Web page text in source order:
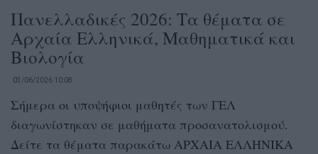
Πανελλαδικές 2026: Τα θέματα σε
Αρχαία Ελληνικά, Μαθηματικά και
Βιολογία
03/06/2026 10:08
Σήμερα οι υποψήφιοι μαθητές των ΓΕΛ
διαγωνίστηκαν σε μαθήματα προσανατολισμού.
Δείτε τα θέματα παρακάτω ΑΡΧΑΙΑ ΕΛΛΗΝΙΚΑ